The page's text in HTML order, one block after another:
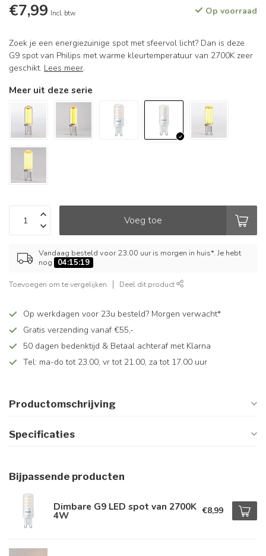
€7,99 Incl. btw Op voorraad
Zoek je een energiezuinige spot met sfeervol licht? Dan is deze
G9 spot van Philips met warme kleurtemperatuur van 2700K zeer
geschikt. Lees meer.
Meer uit deze serie
Voeg toe
Vandaag besteld voor 23.00 uur is morgen in huis*. Je hebt
nog
04:15:18
Toevoegen om te vergelijken Deel dit product
Op werkdagen voor 23u besteld? Morgen verwacht*
Gratis verzending vanaf €55,-
50 dagen bedenktijd & Betaal achteraf met Klarna
Tel: ma-do tot 23.00, vr tot 21.00, za tot 17.00 uur
Productomschrijving
Specificaties
Bijpassende producten
Dimbare G9 LED spot van 2700K
4W €8,99